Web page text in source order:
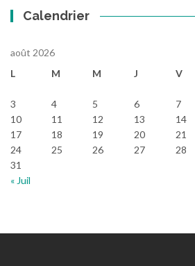
Calendrier
août 2026
L
M M J V
« Juil
3
4 5 6 7
10
11 12 13 14
17
18 19 20 21
24
25 26 27 28
31